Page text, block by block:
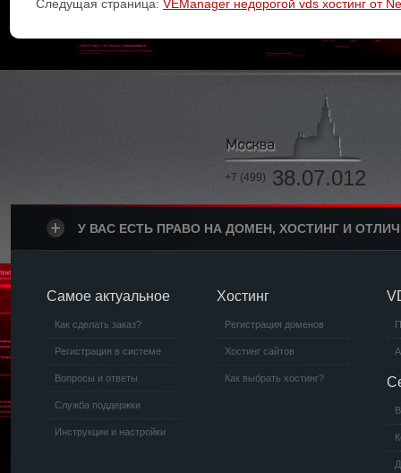
Следущая страница: VEManager недорогой vds хостинг от
+7 (499) 38.07.012
У ВАС ЕСТЬ ПРАВО НА ДОМЕН, ХОСТИНГ И
Самое актуальное
Как сделать заказ?
Регистрация в системе
Вопросы и ответы
Служба поддержки
Инструкции и настройки
Хостинг
Регистрация доменов
Хостинг сайтов
Как выбрать хостинг?